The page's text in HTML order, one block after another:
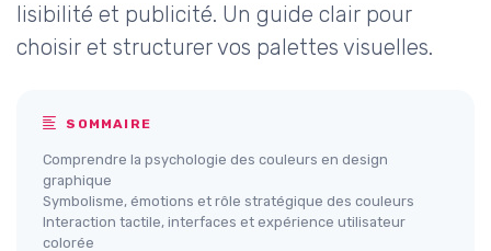
lisibilité et publicité. Un guide clair pour
choisir et structurer vos palettes visuelles.
SOMMAIRE
Comprendre la psychologie des couleurs en design
graphique
Symbolisme, émotions et rôle stratégique des couleurs
Interaction tactile, interfaces et expérience utilisateur
colorée